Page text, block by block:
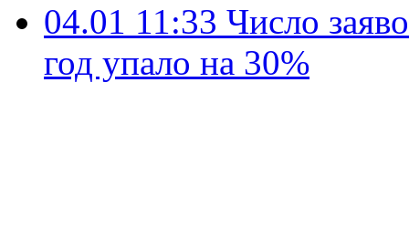
04.01 11:33 Число
год упало на 30%